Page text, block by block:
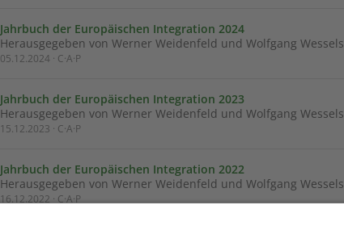
Jahrbuch der Europäischen Integration 2024
Herausgegeben von Werner Weidenfeld und Wolfgang Wessels
05.12.2024 · C·A·P
Jahrbuch der Europäischen Integration 2023
Herausgegeben von Werner Weidenfeld und Wolfgang Wessels
15.12.2023 · C·A·P
Jahrbuch der Europäischen Integration 2022
Herausgegeben von Werner Weidenfeld und Wolfgang Wessels
16.12.2022 · C·A·P